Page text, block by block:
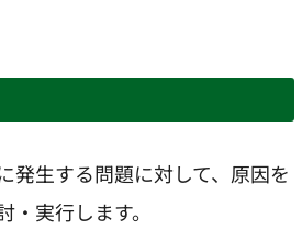
発生する問題に対して、原因を
実行します。